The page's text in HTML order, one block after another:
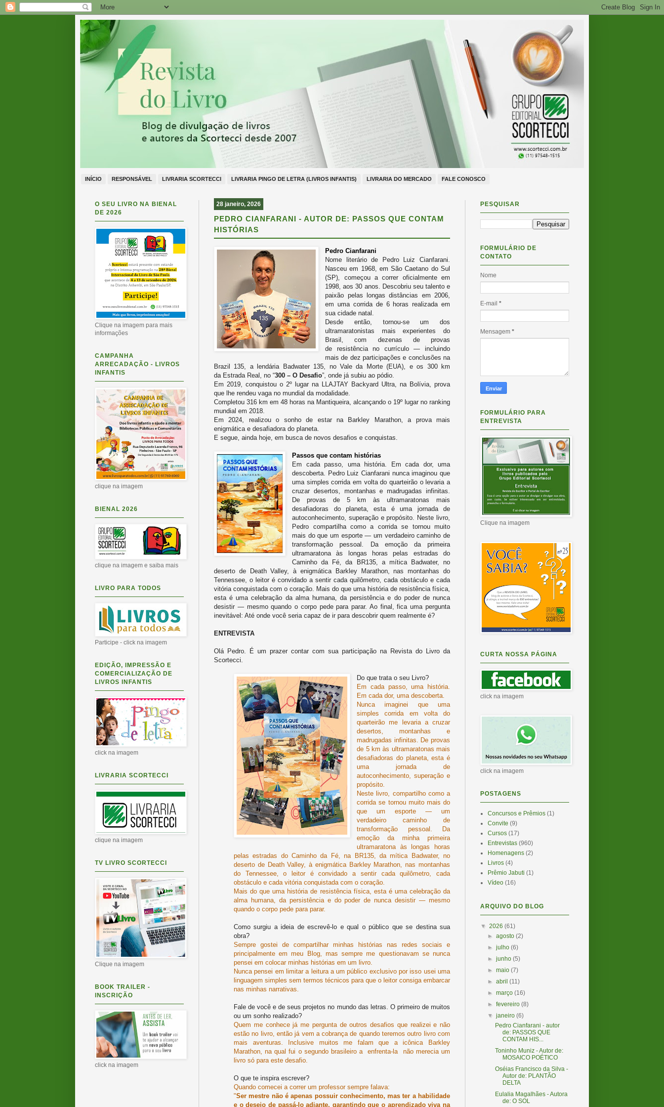
INÍCIO RESPONSÁVEL LIVRARIA SCORTECCI LIVRARIA PINGO DE LETRA (LIVROS INFANTIS) LIVRARIA DO MERCADO FALE CONOSCO
28 janeiro, 2026
PEDRO CIANFARANI - AUTOR DE: PASSOS QUE CONTAM
HISTÓRIAS
Pedro Cianfarani
Nome literário de Pedro Luiz Cianfarani.
Nasceu em 1968, em São Caetano do Sul
(SP), começou a correr oficialmente em
1998, aos30 anos. Descobriu seu talento e
paixão pelas longasdistâncias em 2006,
em uma corrida de 6 horas realizada em
sua cidade natal.
Desde então, tornou-se um dos
ultramaratonistas maisexperientes do
Brasil, com dezenas de provas
de resistência no currículo — incluindo
mais de dezparticipações e conclusões na
Brazil 135, a lendária Badwater 135, no Vale da Morte (EUA), e os 300 km
da Estrada Real, no “300 – O Desafio”, onde já subiu ao pódio.
Em 2019, conquistou o 2º lugar na LLAJTAY Backyard Ultra, na Bolívia, prova
que lhe rendeu vaga no mundial da modalidade.
Completou 316 km em 48 horas na Mantiqueira, alcançando o 19º lugar no ranking
mundial em 2018.
Em 2024, realizou o sonho de estar na Barkley Marathon,a prova mais
enigmática e desafiadora do planeta.
E segue, ainda hoje, em busca de novos desafios e conquistas.
Passos que contam histórias
Em cada passo, uma história. Em cada dor, uma
descoberta. Pedro Luiz Cianfarani nunca imaginou que
uma simples corrida em volta do quarteirão o levaria a
cruzar desertos, montanhas e madrugadas infinitas.
De provas de 5 km às ultramaratonas mais
desafiadoras do planeta, esta é uma jornada de
autoconhecimento, superação e propósito. Neste livro,
Pedro compartilha como a corrida se tornou muito
mais do que um esporte — um verdadeiro caminho de
transformação pessoal. Da emoção da primeira
ultramaratona às longas horas pelas estradas do
Caminho da Fé, da BR135, a mítica Badwater, no
deserto de Death Valley, à enigmática Barkley Marathon, nas montanhas do
Tennessee, o leitor é convidado a sentir cada quilômetro, cada obstáculo e cada
vitória conquistada com o coração. Mais do que uma história de resistência física,
esta é uma celebração da alma humana, da persistência e do poder de nunca
desistir — mesmo quando o corpo pede para parar. Ao final, fica uma pergunta
inevitável: Até onde você seria capaz de ir para descobrir quem realmente é?
ENTREVISTA
Olá Pedro. É um prazer contar com sua participação na Revista do Livro da
Scortecci.
Do que trata o seu Livro?
Em cada passo, uma história.
Em cada dor, uma descoberta.
Nunca imaginei que uma
simples corrida em volta do
quarteirão me levaria a cruzar
desertos, montanhas e
madrugadas infinitas. De provas
de 5 km às ultramaratonas mais
desafiadoras do planeta, esta é
uma jornada de
autoconhecimento, superação e
propósito.
Neste livro, compartilho como a
corrida se tornou muito mais do
que um esporte — um
verdadeiro caminho de
transformação pessoal. Da
emoção da minha primeira
ultramaratona às longas horas
pelas estradas do Caminho da Fé, na BR135, da mítica Badwater, no
deserto de Death Valley, à enigmática Barkley Marathon, nas montanhas
do Tennessee, o leitor é convidado a sentir cada quilômetro, cada
obstáculo e cada vitória conquistada com o coração.
Mais do que uma história de resistência física, esta é uma celebração da
alma humana, da persistência e do poder de nunca desistir — mesmo
quando o corpo pede para parar.
Como surgiu a ideia de escrevê-lo e qual o público que se destina sua
obra?
Sempre gostei de compartilhar minhas histórias nas redes sociais e
principalmente em meu Blog, mas sempre me questionavam se nunca
pensei em colocar minhas histórias em um livro.
Nunca pensei em limitar a leitura a um público exclusivo por isso usei uma
linguagem simples sem termos técnicos para que o leitor consiga embarcar
nas minhas narrativas.
Fale de você e de seus projetos no mundo das letras. O primeiro de muitos
ou um sonho realizado?
Quem me conhece já me pergunta de outros desafios que realizei e não
estão no livro, então já vem a cobrança de quando teremos outro livro com
mais aventuras. Inclusive muitos me falam que a icônica Barkley
Marathon, na qual fui o segundo brasileiro a enfrenta-la não merecia um
livro só para este desafio.
O que te inspira escrever?
Quando comecei a correr um professor sempre falava:
"Ser mestre não é apenas possuir conhecimento, mas ter a habilidade
e o desejo de passá-lo adiante, garantindo que o aprendizado viva na
O SEU LIVRO NA BIENAL
DE 2026
Clique na imagem para mais
informações
CAMPANHA
ARRECADAÇÃO - LIVROS
INFANTIS
clique na imagem
BIENAL 2026
clique na imagem e saiba mais
LIVRO PARA TODOS
Participe - click na imagem
EDIÇÃO, IMPRESSÃO E
COMERCIALIZAÇÃO DE
LIVROS INFANTIS
click na imagem
LIVRARIA SCORTECCI
clique na imagem
TV LIVRO SCORTECCI
Clique na imagem
BOOK TRAILER -
INSCRIÇÃO
click na imagem
PESQUISAR
FORMULÁRIO DE
CONTATO
Nome
E-mail *
Mensagem *
FORMULÁRIO PARA
ENTREVISTA
Clique na imagem
CURTA NOSSA PÁGINA
click na imagem
click na imagem
POSTAGENS
Concursos e Prêmios (1)
Convite (9)
Cursos (17)
Entrevistas (960)
Homenagens (2)
Livros (4)
Prêmio Jabuti (1)
Vídeo (16)
ARQUIVO DO BLOG
▼ 2026 (61)
►agosto(2)
►julho(6)
►junho(5)
►maio(7)
►abril(11)
►março(16)
►fevereiro(8)
▼janeiro(6)
Pedro Cianfarani - autor
de: PASSOS QUE
CONTAM HIS...
Toninho Muniz - Autor de:
MOSAICO POÉTICO
Oséias Francisco da Silva -
Autor de: PLANTÃO
DELTA
Eulalia Magalhães - Autora
de: O SOL